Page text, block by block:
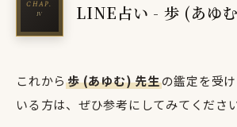
LINE占い - 歩 (あゆ
これから歩 (あゆむ) 先生の鑑定を受
いる方は、ぜひ参考にしてみてくださ